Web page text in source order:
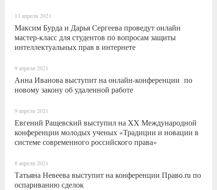
13 апреля 2021
Максим Бурда и Дарья Сергеева проведут онлайн
мастер-класс для студентов по вопросам защиты
интеллектуальных прав в интернете
9 апреля 2021
Анна Иванова выступит на онлайн-конференции по
новому закону об удаленной работе
9 апреля 2021
Евгений Ращевский выступил на XX Международной
конференции молодых ученых «Традиции и новации в
системе современного российского права»
8 апреля 2021
Татьяна Невеева выступит на конференции Право.ru по
оспариванию сделок